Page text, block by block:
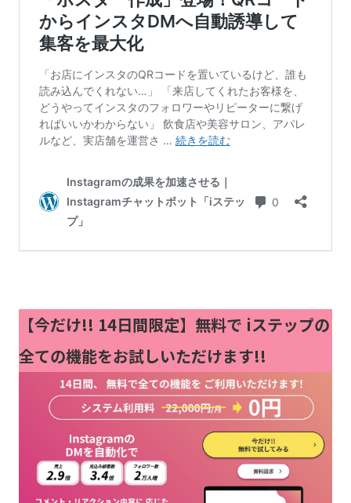
【今だけ!! 14日間限定】無料で iステップの
全ての機能をお試しいただけます!!